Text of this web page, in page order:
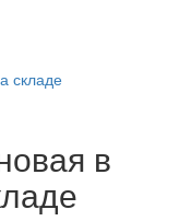
складе
в